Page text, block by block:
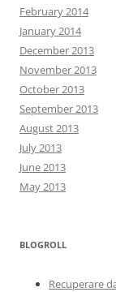
February 2014
January 2014
December 2013
November 2013
October 2013
September 2013
August 2013
July 2013
June 2013
May 2013
BLOGROLL
Recuperare